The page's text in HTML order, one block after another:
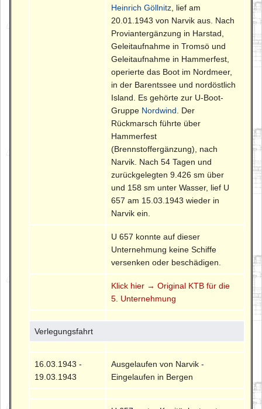
Heinrich Göllnitz , lief am
20.01.1943 von Narvik aus. Nach
Proviantergänzung in Harstad,
Geleitaufnahme in Tromsö und
Geleitaufnahme in Hammerfest,
operierte das Boot im Nordmeer,
in der Barentssee und nordöstlich
Island. Es gehörte zur U-Boot-
Gruppe Nordwind . Der
Rückmarsch führte über
Hammerfest
(Brennstoffergänzung), nach
Narvik. Nach 54 Tagen und
zurückgelegten 9.426 sm über
und 158 sm unter Wasser, lief U
657 am 15.03.1943 wieder in
Narvik ein.
U 657 konnte auf dieser
Unternehmung keine Schiffe
versenken oder beschädigen.
Klick hier → Original KTB für die
5. Unternehmung
Verlegungsfahrt
16.03.1943 -
19.03.1943
Ausgelaufen von Narvik -
Eingelaufen in Bergen